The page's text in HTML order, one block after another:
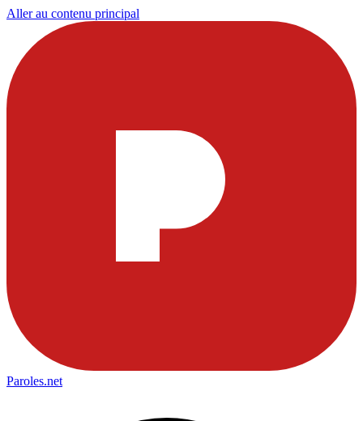
Aller au contenu principal
Paroles.net